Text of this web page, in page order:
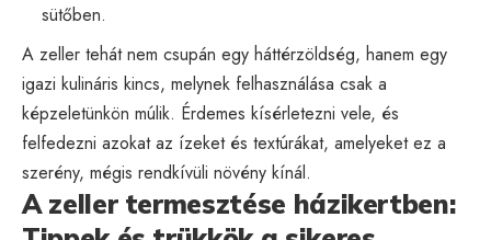
sütőben.
A zeller tehát nem csupán egy háttérzöldség, hanem egy
igazi kulináris kincs, melynek felhasználása csak a
képzeletünkön múlik. Érdemes kísérletezni vele, és
felfedezni azokat az ízeket és textúrákat, amelyeket ez a
szerény, mégis rendkívüli növény kínál.
A zeller termesztése házikertben: